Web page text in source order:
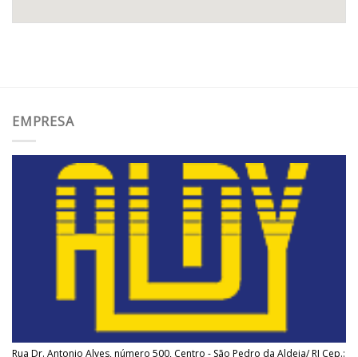
EMPRESA
Rua Dr. Antonio Alves, número 500, Centro - São Pedro da Aldeia/ RJ Cep.: